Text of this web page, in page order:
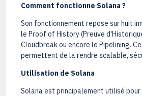
Comment fonctionne Solana ?
Son fonctionnement repose sur huit
le Proof of History (Preuve
Cloudbreak ou encore le Pipelining.
permettent de la rendre scalable,
Utilisation de Solana
Solana est principalement utilisé